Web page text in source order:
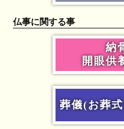
仏事に関する事
納
開眼供
葬儀(お葬